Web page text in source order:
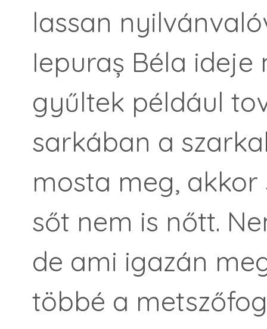
lassan
Iepuraș Béla
gyűltek például
sarkában a
mosta meg,
sőt nem is nőtt.
de ami igazán
többé a